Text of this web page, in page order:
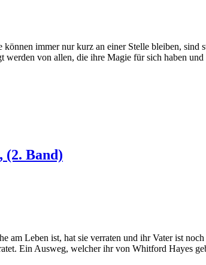
immer nur kurz an einer Stelle bleiben, sind
werden von allen, die ihre Magie für sich haben
(2. Band)
am Leben ist, hat sie verraten und ihr Vater ist
Ein Ausweg, welcher ihr von Whitford Hayes